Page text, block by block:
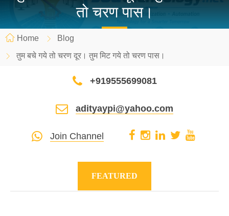
तो चरण पास।
Home
Blog
तुम बचे गये तो चरण दूर। तुम मिट गये तो चरण पास।
+919555699081
adityaypi@yahoo.com
Join Channel
FEATURED